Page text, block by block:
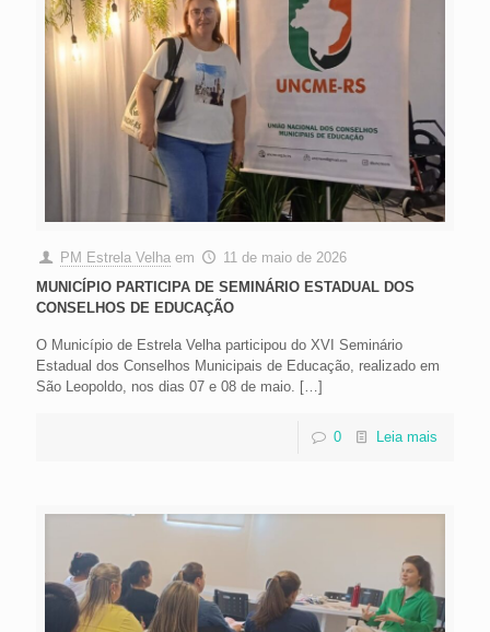
PM Estrela Velha em
11 de maio de 2026
MUNICÍPIO PARTICIPA DE SEMINÁRIO ESTADUAL DOS
CONSELHOS DE EDUCAÇÃO
O Município de Estrela Velha participou do XVI Seminário
Estadual dos Conselhos Municipais de Educação, realizado em
São Leopoldo, nos dias 07 e 08 de maio.
[…]
0 Leia mais